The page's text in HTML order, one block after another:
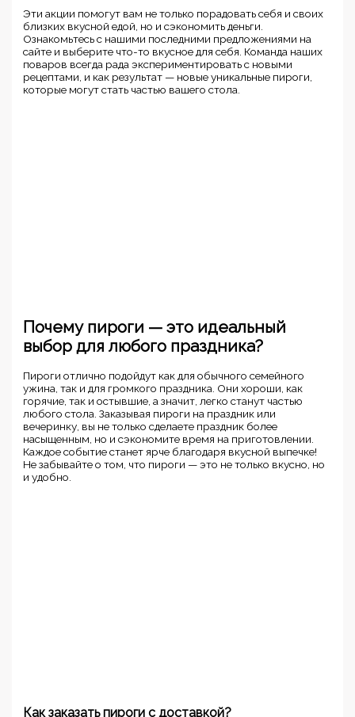
Эти акции помогут вам не только порадовать себя и своих
близких вкусной едой, но и сэкономить деньги.
Ознакомьтесь с нашими последними предложениями на
сайте и выберите что-то вкусное для себя. Команда наших
поваров всегда рада экспериментировать с новыми
рецептами, и как результат — новые уникальные пироги,
которые могут стать частью вашего стола.
Почему пироги — это идеальный
выбор для любого праздника?
Пироги отлично подойдут как для обычного семейного
ужина, так и для громкого праздника. Они хороши, как
горячие, так и остывшие, а значит, легко станут частью
любого стола. Заказывая пироги на праздник или
вечеринку, вы не только сделаете праздник более
насыщенным, но и сэкономите время на приготовлении.
Каждое событие станет ярче благодаря вкусной выпечке!
Не забывайте о том, что пироги — это не только вкусно, но
и удобно.
Как заказать пироги с доставкой?